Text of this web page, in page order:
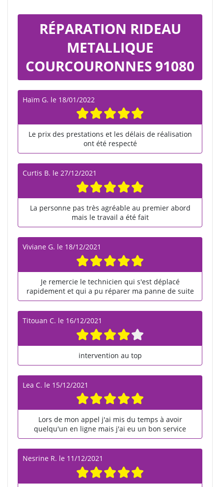
RÉPARATION RIDEAU
METALLIQUE
COURCOURONNES 91080
Haïm G. le 18/01/2022
Le prix des prestations et les délais de réalisation
ont été respecté
Curtis B. le 27/12/2021
La personne pas très agréable au premier abord
mais le travail a été fait
Viviane G. le 18/12/2021
Je remercie le technicien qui s'est déplacé
rapidement et qui a pu réparer ma panne de suite
Titouan C. le 16/12/2021
intervention au top
Lea C. le 15/12/2021
Lors de mon appel j'ai mis du temps à avoir
quelqu'un en ligne mais j'ai eu un bon service
Nesrine R. le 11/12/2021